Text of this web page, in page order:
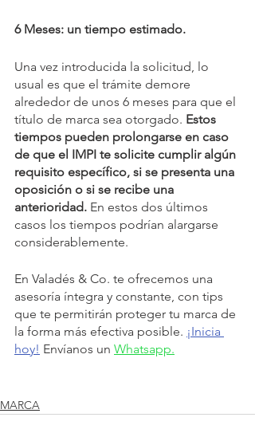
6 Meses: un tiempo estimado.
Una vez introducida la solicitud, lo
usual es que el trámite demore
alrededor de unos 6 meses para que el
título de marca sea otorgado. Estos
tiempos pueden prolongarse en caso
de que el IMPI te solicite cumplir algún
requisito específico, si se presenta una
oposición o si se recibe una
anterioridad. En estos dos últimos
casos los tiempos podrían alargarse
considerablemente.
En Valadés & Co. te ofrecemos una
asesoría íntegra y constante, con tips
que te permitirán proteger tu marca de
la forma más efectiva posible. ¡Inicia
hoy! Envíanos un Whatsapp.
MARCA